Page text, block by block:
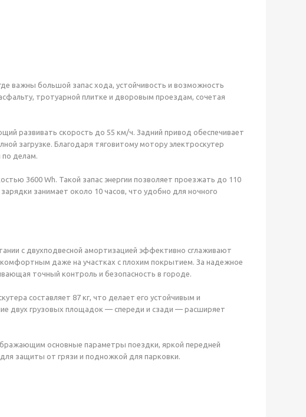
важны большой запас хода, устойчивость и возможность
тротуарной плитке и дворовым проездам, сочетая
развивать скорость до 55 км/ч. Задний привод обеспечивает
загрузке. Благодаря тяговитому мотору электроскутер
по делам.
3600 Wh. Такой запас энергии позволяет проезжать до 110
занимает около 10 часов, что удобно для ночного
с двухподвесной амортизацией эффективно сглаживают
даже на участках с плохим покрытием. За надежное
точный контроль и безопасность в городе.
составляет 87 кг, что делает его устойчивым и
двух грузовых площадок — спереди и сзади — расширяет
основные параметры поездки, яркой передней
защиты от грязи и подножкой для парковки.